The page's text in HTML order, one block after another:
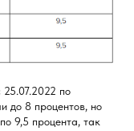
25.07.2022 по
до 8 процентов, но
9,5 процента, так